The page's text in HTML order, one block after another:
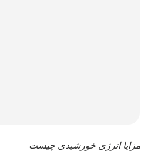
مزایا انرژی خورشیدی چیست